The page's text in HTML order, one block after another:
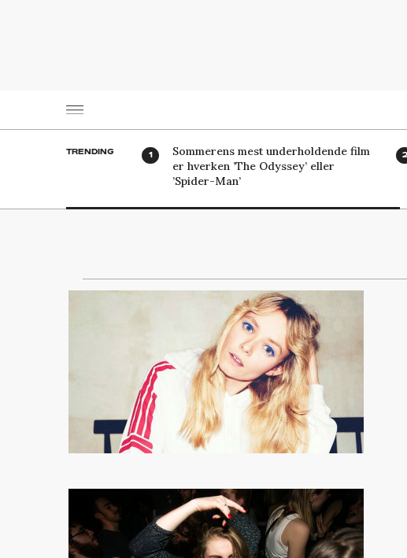
TRENDING
Sommerens mest underholdende film
er hverken ’The Odyssey’ eller
’Spider-Man’